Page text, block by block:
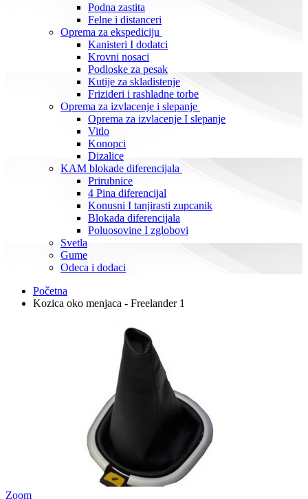
Podna zastita
Felne i distanceri
Oprema za ekspediciju
Kanisteri I dodatci
Krovni nosaci
Podloske za pesak
Kutije za skladistenje
Frizideri i rashladne torbe
Oprema za izvlacenje i slepanje
Oprema za izvlacenje I slepanje
Vitlo
Konopci
Dizalice
KAM blokade diferencijala
Prirubnice
4 Pina diferencijal
Konusni I tanjirasti zupcanik
Blokada diferencijala
Poluosovine I zglobovi
Svetla
Gume
Odeca i dodaci
Početna
Kozica oko menjaca - Freelander 1
Zoom